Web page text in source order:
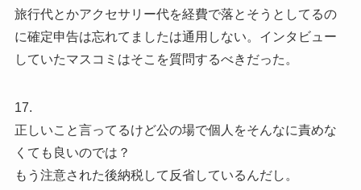
旅行代とかアクセサリー代を経費で落とそうとしてるの
に確定申告は忘れてましたは通用しない。インタビュー
していたマスコミはそこを質問するべきだった。
17.
正しいこと言ってるけど公の場で個人をそんなに責めな
くても良いのでは？
もう注意された後納税して反省しているんだし。